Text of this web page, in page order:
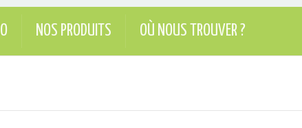
NOS PRODUITS OÙ NOUS TROUVER ?